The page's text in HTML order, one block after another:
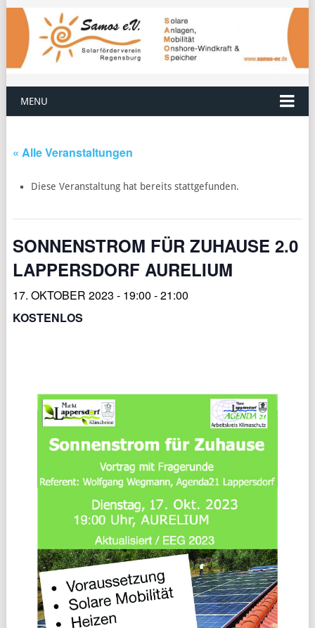
MENU
« Alle Veranstaltungen
Diese Veranstaltung hat bereits stattgefunden.
SONNENSTROM FÜR ZUHAUSE 2.0
LAPPERSDORF AURELIUM
17. OKTOBER 2023 - 19:00 -21:00
KOSTENLOS